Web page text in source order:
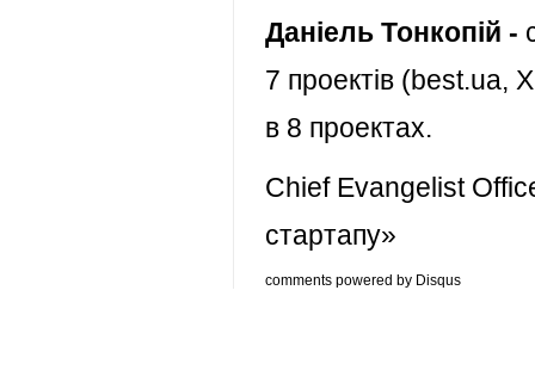
Даніель Тонкопій -
7 проектів (best.ua,
в 8 проектах.
Chief Evangelist
стартапу»
comments powered by Disqus